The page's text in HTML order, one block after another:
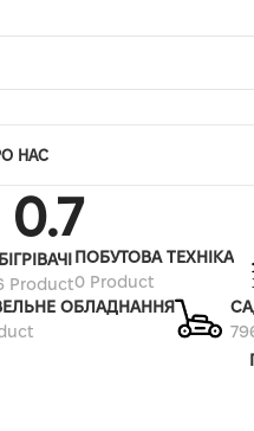
НАС
0.7
Product
ПОБУТОВА ТЕХНІКА
0 Product
ОБЛАДНАННЯ